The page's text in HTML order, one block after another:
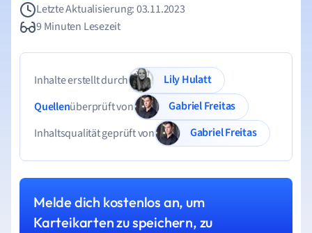
Letzte Aktualisierung: 03.11.2023
9 Minuten Lesezeit
Inhalte erstellt durch
Lily Hulatt
Quellenüberprüft von
Gabriel Freitas
Inhaltsqualität geprüft von
Gabriel Freitas
Melde dich kostenlos an, um
Karteikarten zu speichern, zu